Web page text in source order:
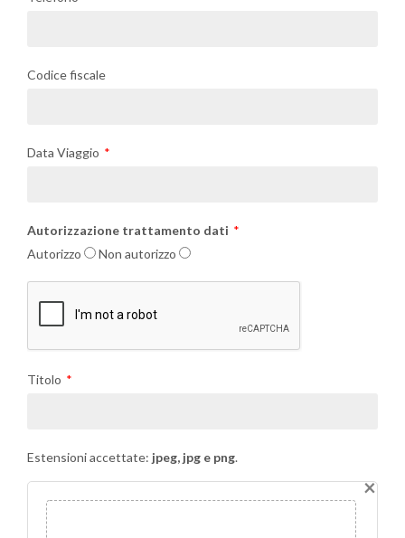
Codice fiscale
Data Viaggio
Autorizzazione trattamento dati
Autorizzo
Non autorizzo
Titolo
Estensioni accettate: jpeg, jpg e png.
×